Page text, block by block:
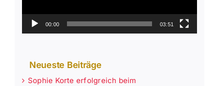
00:00 03:51
Neueste Beiträge
Sophie Korte erfolgreich beim